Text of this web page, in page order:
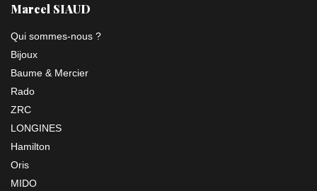
Marcel SIAUD
Qui sommes-nous ?
Bijoux
Baume & Mercier
Rado
ZRC
LONGINES
Hamilton
Oris
MIDO